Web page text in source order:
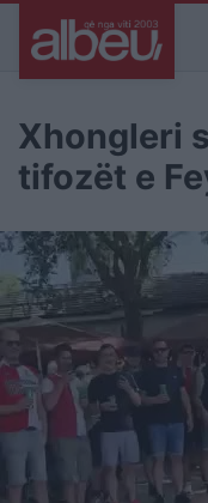
Xhongleri
tifozët e